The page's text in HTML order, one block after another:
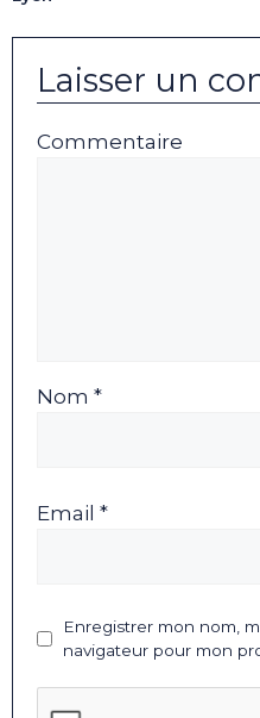
Laisser un
Commentaire
Nom *
Email *
Enregistrer mon nom,
navigateur pour mon